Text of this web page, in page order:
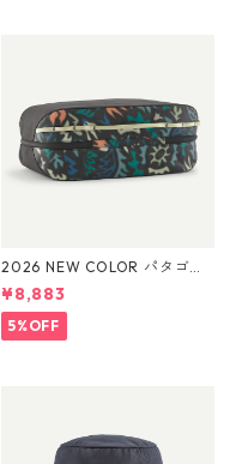
2026 NEW COLOR パタゴニ
ア ブラックホール・キュー
ブ 14L (カラー Kaleido: Blac
k) Patagonia Black Hole® Cu
be 14L 日本正規品 製品番号
¥8,883
5%OFF